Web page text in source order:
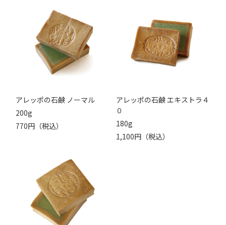
アレッポの石鹸 ノーマル
200g
770円（税込）
アレッポの石鹸 エキストラ４
０
180g
1,100円（税込）